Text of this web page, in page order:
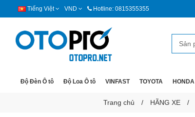
Tiếng Việt VND Hotline: 0815355355
Độ Đèn Ô tô Độ Loa Ô tô VINFAST TOYOTA HONDA
Trang chủ HÃNG XE